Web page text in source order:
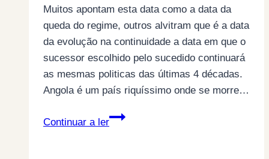
Muitos apontam esta data como a data da
queda do regime, outros alvitram que é a data
da evolução na continuidade a data em que o
sucessor escolhido pelo sucedido continuará
as mesmas politicas das últimas 4 décadas.
Angola é um país riquíssimo onde se morre…
Continuar a ler
As